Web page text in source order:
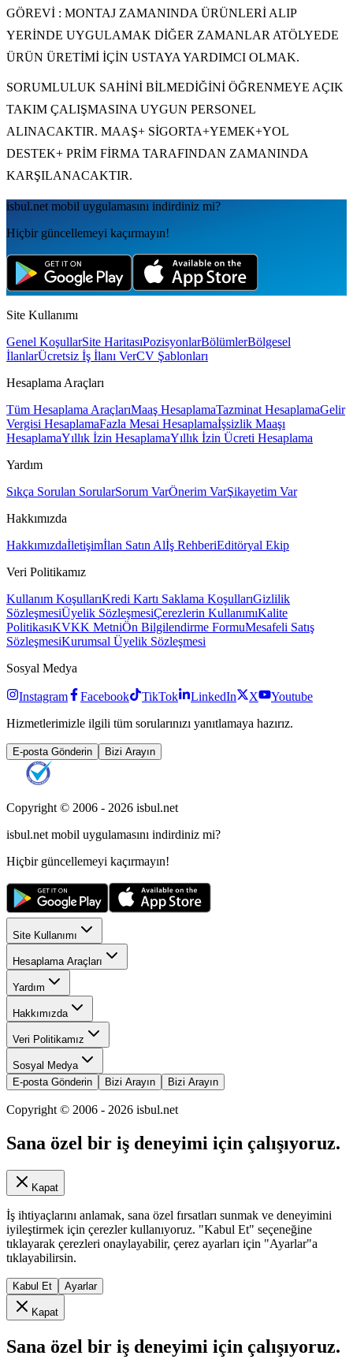
GÖREVİ : MONTAJ ZAMANINDA ÜRÜNLERİ ALIP
YERİNDE UYGULAMAK DİĞER ZAMANLAR ATÖLYEDE
ÜRÜN ÜRETİMİ İÇİN USTAYA YARDIMCI OLMAK.
SORUMLULUK SAHİNİ BİLMEDİĞİNİ ÖĞRENMEYE AÇIK
TAKIM ÇALIŞMASINA UYGUN PERSONEL
ALINACAKTIR. MAAŞ+ SİGORTA+YEMEK+YOL
DESTEK+ PRİM FİRMA TARAFINDAN ZAMANINDA
KARŞILANACAKTIR.
isbul.net mobil uygulamаsını indirdiniz mi?
Hiçbir güncellemeyi kaçırmayın!
Site Kullanımı
Genel KoşullarSite HaritasıPozisyonlarBölümlerBölgesel
İlanlarÜcretsiz İş İlanı VerCV Şablonları
Hesaplama Araçları
Tüm Hesaplama AraçlarıMaaş HesaplamaTazminat HesaplamaGelir
Vergisi HesaplamaFazla Mesai Hesaplamaİşsizlik Maaşı
HesaplamaYıllık İzin HesaplamaYıllık İzin Ücreti Hesaplama
Yardım
Sıkça Sorulan SorularSorum VarÖnerim VarŞikayetim Var
Hakkımızda
Hakkımızdaİletişimİlan Satın Alİş RehberiEditöryal Ekip
Veri Politikamız
Kullanım KoşullarıKredi Kartı Saklama KoşullarıGizlilik
SözleşmesiÜyelik SözleşmesiÇerezlerin KullanımıKalite
PolitikasıKVKK MetniÖn Bilgilendirme FormuMesafeli Satış
SözleşmesiKurumsal Üyelik Sözleşmesi
Sosyal Medya
Instagram Facebook TikTok LinkedIn X
Youtube
Hizmetlerimizle ilgili tüm sorularınızı yanıtlamaya hazırız.
E-posta Gönderin Bizi Arayın
Copyright © 2006 - 2026 isbul.net
isbul.net mobil uygulamasını indirdiniz mi?
Hiçbir güncellemeyi kaçırmayın!
Site Kullanımı
Hesaplama Araçları
Yardım
Hakkımızda
Veri Politikamız
Sosyal Medya
E-posta Gönderin
Bizi Arayın Bizi Arayın
Copyright © 2006 - 2026 isbul.net
Sana özel bir iş deneyimi için çalışıyoruz.
Kapat
İş ihtiyaçlarını anlamak, sana özel fırsatları sunmak ve deneyimini
iyileştirmek için çerezler kullanıyoruz. "Kabul Et" seçeneğine
tıklayarak çerezleri onaylayabilir, çerez ayarları için "Ayarlar"a
tıklayabilirsin.
Kabul Et Ayarlar
Kapat
Sana özel bir iş deneyimi için çalışıyoruz.